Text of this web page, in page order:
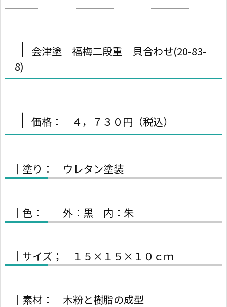
｜
会津塗 福梅二段重 貝合わせ(20-83-
8)
｜ 価格： ４，７３０円（税込）
｜塗り： ウレタン塗装
｜色： 外：黒 内：朱
｜サイズ； １５×１５×１０ｃｍ
｜素材： 木粉と樹脂の成型